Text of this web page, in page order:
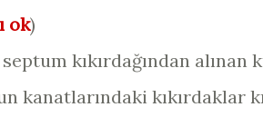
ok)
kıkırdağından alınan
kanatlarındaki kıkırdaklar